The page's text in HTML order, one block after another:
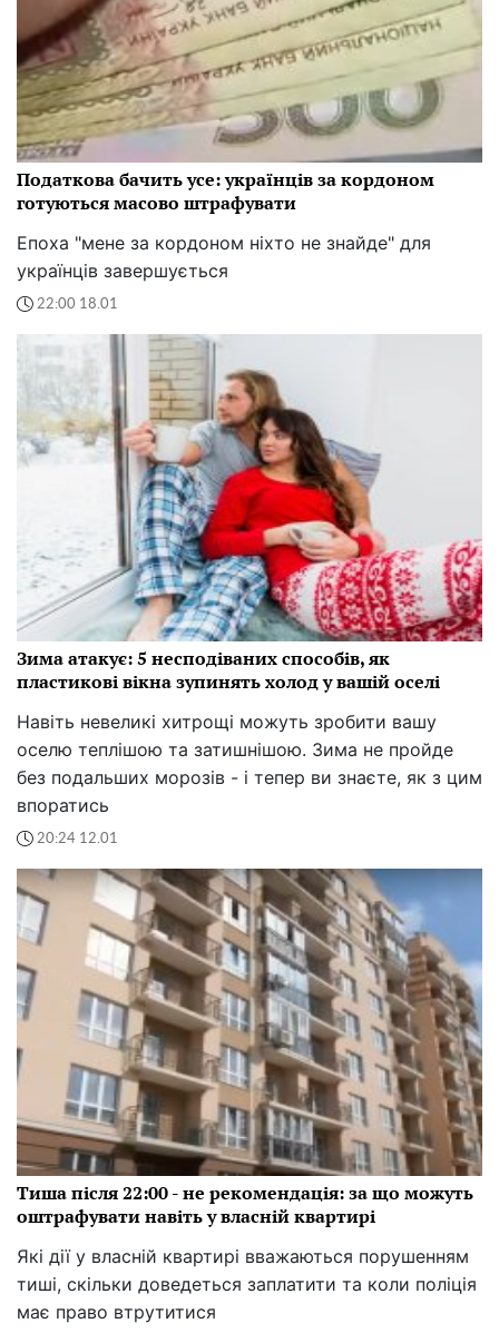
Податкова бачить усе: українців за кордоном
готуються масово штрафувати
Епоха "мене за кордоном ніхто не знайде" для
українців завершується
22:00 18.01
Зима атакує: 5 несподіваних способів, як
пластикові вікна зупинять холод у вашій оселі
Навіть невеликі хитрощі можуть зробити вашу
оселю теплішою та затишнішою. Зима не пройде
без подальших морозів - і тепер ви знаєте, як з цим
впоратись
20:24 12.01
Тиша після 22:00 - не рекомендація: за що можуть
оштрафувати навіть у власній квартирі
Які дії у власній квартирі вважаються порушенням
тиші, скільки доведеться заплатити та коли поліція
має право втрутитися